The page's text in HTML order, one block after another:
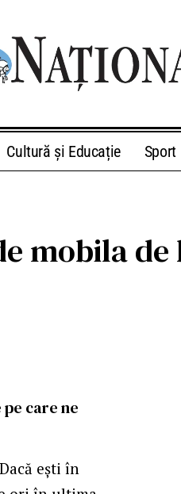
Cultură și Educație Sport
mobila
care ne
ești în